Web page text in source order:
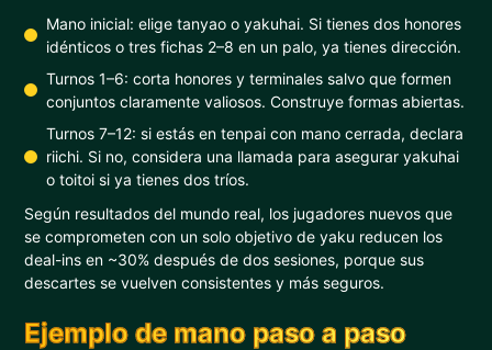
Mano inicial: elige tanyao o yakuhai. Si tienes dos honores
idénticos o tres fichas 2–8 en un palo, ya tienes dirección.
Turnos 1–6: corta honores y terminales salvo que formen
conjuntos claramente valiosos. Construye formas abiertas.
Turnos 7–12: si estás en tenpai con mano cerrada, declara
riichi. Si no, considera una llamada para asegurar yakuhai
o toitoi si ya tienes dos tríos.
Según resultados del mundo real, los jugadores nuevos que
se comprometen con un solo objetivo de yaku reducen los
deal-ins en ~30% después de dos sesiones, porque sus
descartes se vuelven consistentes y más seguros.
Ejemplo de mano paso a paso